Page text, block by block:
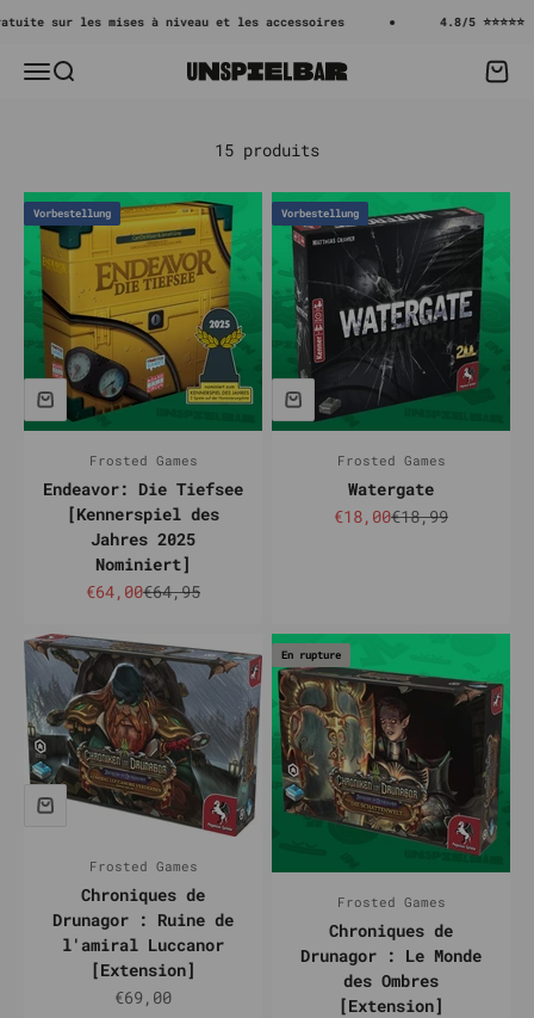
Passer au contenu
sur les mises à niveau et les accessoires 4.8/5 ⭐⭐⭐⭐⭐
MenuRecherche Unspielbar
15 produits
Vorbestellung
Frosted Games
Endeavor: Die Tiefsee
[Kennerspiel des
Jahres 2025
Nominiert]
Prix de vente
€64,00Prix normal
€64,95
Vorbestellung
Frosted Games
Watergate
Prix de vente
€18,00Prix normal
€18,99
Frosted Games
Chroniques de
Drunagor : Ruine de
l'amiral Luccanor
[Extension]
Prix de vente
€69,00
En rupture
Frosted Games
Chroniques de
Drunagor : Le Monde
des Ombres
[Extension]